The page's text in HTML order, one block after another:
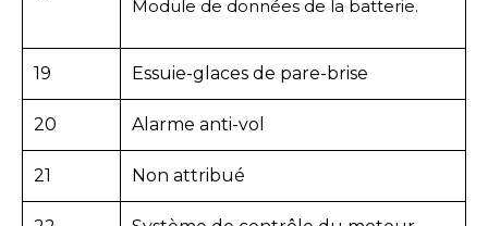
Module de données de la batterie.
19 Essuie-glaces de pare-brise
20 Alarme anti-vol
21 Non attribué